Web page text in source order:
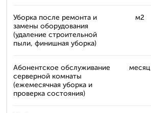
Уборка после ремонта и
замены оборудования
(удаление строительной
пыли, финишная уборка)
м2
Абонентское обслуживание
серверной комнаты
(ежемесячная уборка и
проверка состояния)
месяц